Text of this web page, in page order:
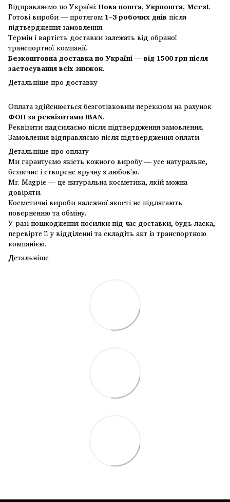
Відправляємо по Україні: Нова пошта, Укрпошта, Meest.
Готові вироби — протягом 1–3 робочих днів після
підтвердження замовлення.
Термін і вартість доставки залежать від обраної
транспортної компанії.
Безкоштовна доставка по Україні — від 1500 грн після
застосування всіх знижок.
Детальніше про доставку
Оплата здійснюється безготівковим переказом на рахунок
ФОП за реквізитами IBAN.
Реквізити надсилаємо після підтвердження замовлення.
Замовлення відправляємо після підтвердження оплати.
Детальніше про оплату
Ми гарантуємо якість кожного виробу — усе натуральне,
безпечне і створене вручну з любов'ю.
Mr. Magpie — це натуральна косметика, якій можна
довіряти.
Косметичні вироби належної якості не підлягають
поверненню та обміну.
У разі пошкодження посилки під час доставки, будь ласка,
перевірте її у відділенні та складіть акт із транспортною
компанією.
Детальніше